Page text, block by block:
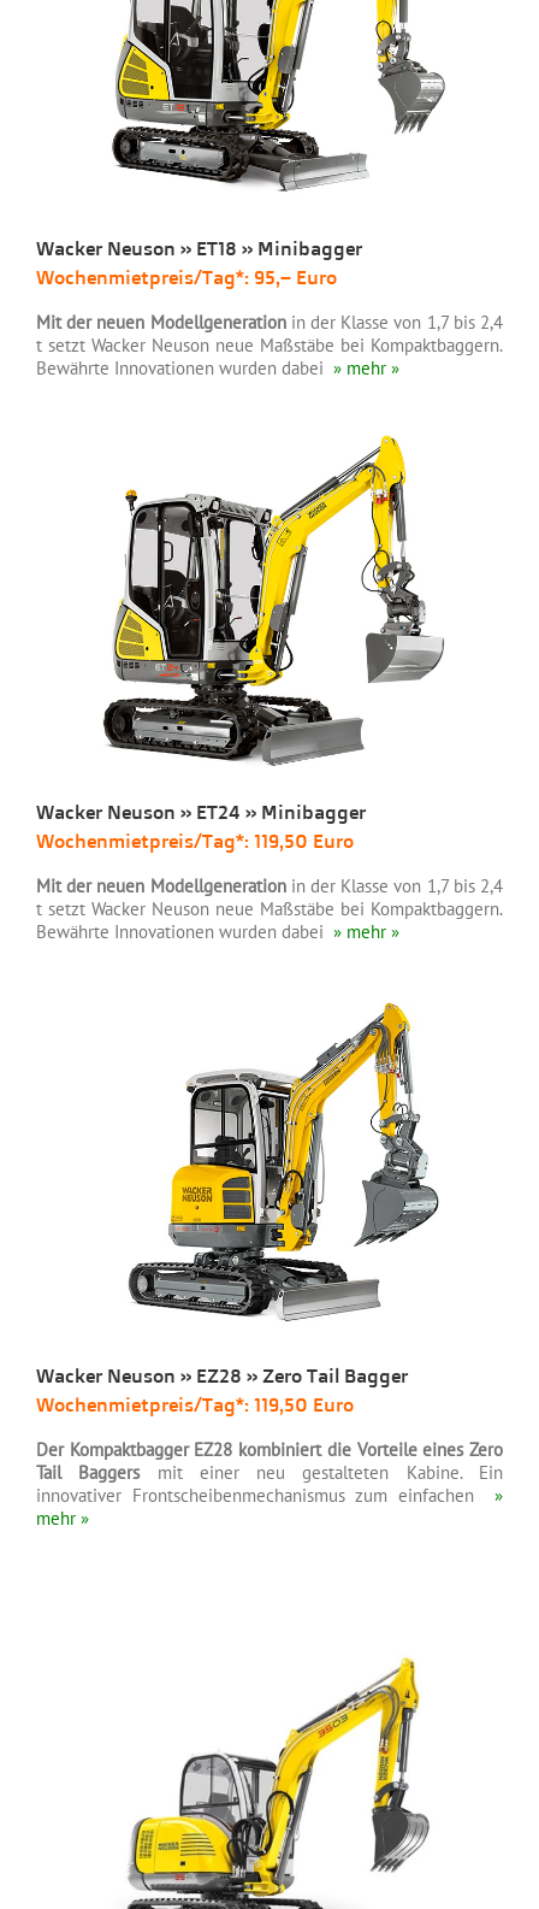
Wacker Neuson » ET18 » Minibagger
Wochenmietpreis/Tag*: 95,– Euro
Mit der neuen Modellgenerationin der Klasse von 1,7 bis 2,4
t setzt Wacker Neuson neue Maßstäbe bei Kompaktbaggern.
Bewährte Innovationen wurden dabei » mehr »
Wacker Neuson » ET24 » Minibagger
Wochenmietpreis/Tag*: 119,50 Euro
Mit der neuen Modellgenerationin der Klasse von 1,7 bis 2,4
t setzt Wacker Neuson neue Maßstäbe bei Kompaktbaggern.
Bewährte Innovationen wurden dabei » mehr »
Wacker Neuson » EZ28 » Zero Tail Bagger
Wochenmietpreis/Tag*: 119,50 Euro
Der Kompaktbagger EZ28 kombiniert die Vorteile eines Zero
Tail Baggersmit einer neu gestalteten Kabine. Ein
innovativer Frontscheibenmechanismus zum einfachen »
mehr »